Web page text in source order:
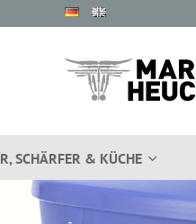
SCHÄRFER & KÜCHE